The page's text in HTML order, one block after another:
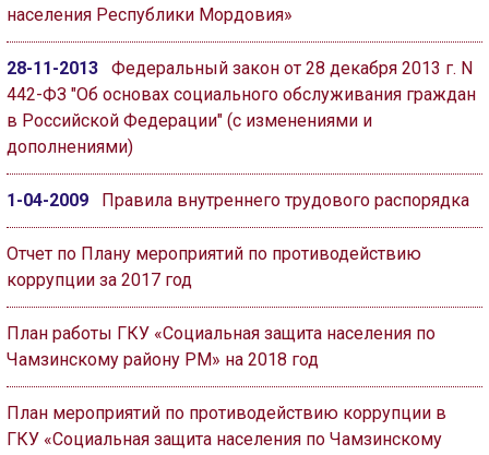
населения Республики Мордовия»
28-11-2013
Федеральный закон от 28 декабря 2013 г. N
442-ФЗ "Об основах социального обслуживания граждан
в Российской Федерации" (с изменениями и
дополнениями)
1-04-2009 Правила внутреннего трудового распорядка
Отчет по Плану мероприятий по противодействию
коррупции за 2017 год
План работы ГКУ «Социальная защита населения по
Чамзинскому району РМ» на 2018 год
План мероприятий по противодействию коррупции в
ГКУ «Социальная защита населения по Чамзинскому